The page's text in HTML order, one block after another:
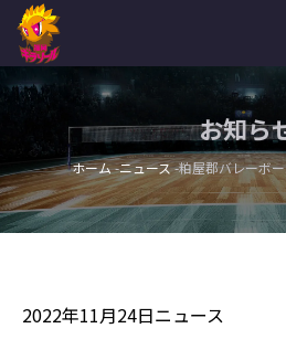
お知ら
ホーム ニュース 粕屋郡バレーボ
2022年11月24日ニュース